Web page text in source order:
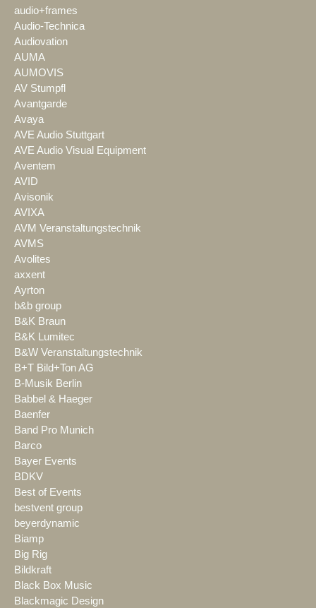
audio+frames
Audio-Technica
Audiovation
AUMA
AUMOVIS
AV Stumpfl
Avantgarde
Avaya
AVE Audio Stuttgart
AVE Audio Visual Equipment
Aventem
AVID
Avisonik
AVIXA
AVM Veranstaltungstechnik
AVMS
Avolites
axxent
Ayrton
b&b group
B&K Braun
B&K Lumitec
B&W Veranstaltungstechnik
B+T Bild+Ton AG
B-Musik Berlin
Babbel & Haeger
Baenfer
Band Pro Munich
Barco
Bayer Events
BDKV
Best of Events
bestvent group
beyerdynamic
Biamp
Big Rig
Bildkraft
Black Box Music
Blackmagic Design